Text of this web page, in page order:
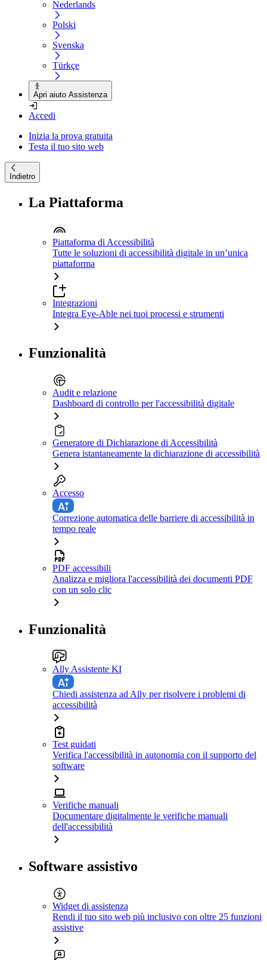
Nederlands
Polski
Svenska
Türkçe
Apri aiuto Assistenza
Accedi
Inizia la prova gratuita
Testa il tuo sito web
Indietro
La Piattaforma
Piattaforma di Accessibilità
Tutte le soluzioni di accessibilità digitale in un’unica
piattaforma
Integrazioni
Integra Eye-Able nei tuoi processi e strumenti
Funzionalità
Audit e relazione
Dashboard di controllo per l'accessibilità digitale
Generatore di Dichiarazione di Accessibilità
Genera istantaneamente la dichiarazione di accessibilità
Accesso
Correzione automatica delle barriere di accessibilità in
tempo reale
PDF accessibili
Analizza e migliora l'accessibilità dei documenti PDF
con un solo clic
Funzionalità
Ally Assistente KI
Chiedi assistenza ad Ally per risolvere i problemi di
accessibilità
Test guidati
Verifica l'accessibilità in autonomia con il supporto del
software
Verifiche manuali
Documentare digitalmente le verifiche manuali
dell'accessibilità
Software assistivo
Widget di assistenza
Rendi il tuo sito web più inclusivo con oltre 25 funzioni
assistive